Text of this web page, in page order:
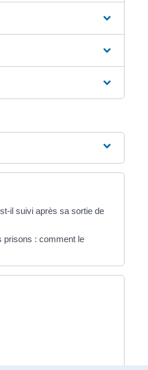
il suivi après sa sortie de
prisons : comment le